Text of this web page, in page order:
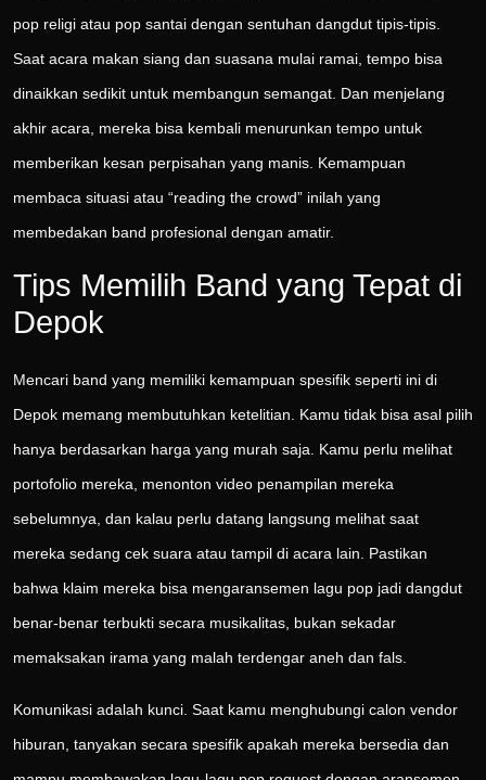
pop religi atau pop santai dengan sentuhan dangdut tipis-tipis.
Saat acara makan siang dan suasana mulai ramai, tempo bisa
dinaikkan sedikit untuk membangun semangat. Dan menjelang
akhir acara, mereka bisa kembali menurunkan tempo untuk
memberikan kesan perpisahan yang manis. Kemampuan
membaca situasi atau “reading the crowd” inilah yang
membedakan band profesional dengan amatir.
Tips Memilih Band yang Tepat di
Depok
Mencari band yang memiliki kemampuan spesifik seperti ini di
Depok memang membutuhkan ketelitian. Kamu tidak bisa asal pilih
hanya berdasarkan harga yang murah saja. Kamu perlu melihat
portofolio mereka, menonton video penampilan mereka
sebelumnya, dan kalau perlu datang langsung melihat saat
mereka sedang cek suara atau tampil di acara lain. Pastikan
bahwa klaim mereka bisa mengaransemen lagu pop jadi dangdut
benar-benar terbukti secara musikalitas, bukan sekadar
memaksakan irama yang malah terdengar aneh dan fals.
Komunikasi adalah kunci. Saat kamu menghubungi calon vendor
hiburan, tanyakan secara spesifik apakah mereka bersedia dan